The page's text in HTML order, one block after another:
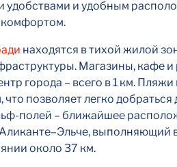
и удобным
комфортом.
находятся в тихой жилой
Магазины, кафе
города – всего в 1 км.
что позволяет легко
полей – ближайшее
выполняющий
около 37 км.